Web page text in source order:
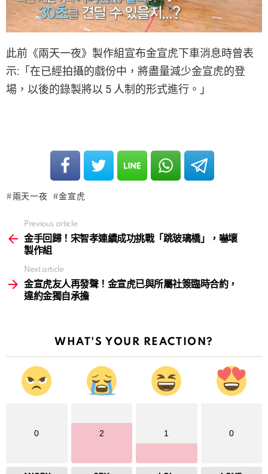
此前《兩天一夜》製作組宣布金宣虎下車消息時曾表
示:「在已經拍攝的戲份中，將盡量減少金宣虎的登
場，以後的錄製將以 5 人制的形式進行。」
兩天一夜 金宣虎
more
Previous article
金手回歸！宋智孝連續成功挑戰「跳玻璃橋」，嚇壞
製作組
Next article
金宣虎友人再發聲！金宣虎已與所屬社簽臨時合約，
違約金獨自承擔
WHAT'S YOUR REACTION?
0 2 1 0